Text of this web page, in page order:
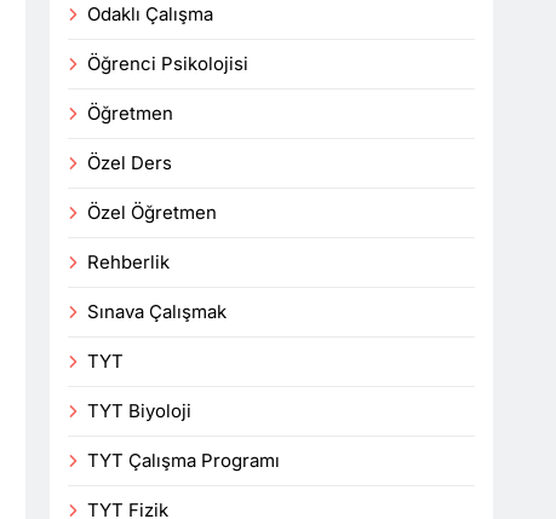
Odaklı Çalışma
Öğrenci Psikolojisi
Öğretmen
Özel Ders
Özel Öğretmen
Rehberlik
Sınava Çalışmak
TYT
TYT Biyoloji
TYT Çalışma Programı
TYT Fizik